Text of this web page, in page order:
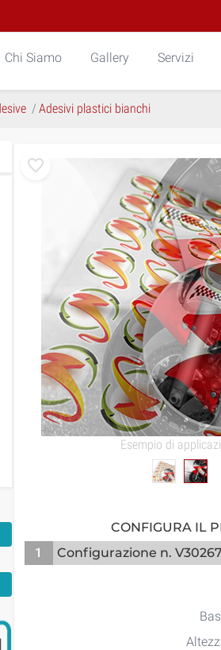
Chi Siamo Gallery Servizi
Adesivi plastici bianchi
Esempio di
CONFIGURA IL
1
Configurazione n.